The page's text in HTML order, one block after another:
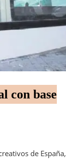
con base
de España,